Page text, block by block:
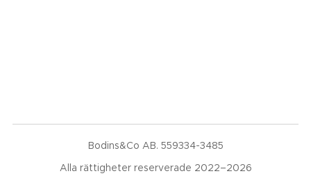
Bodins&Co AB. 559334-3485
Alla rättigheter reserverade 2022–2026